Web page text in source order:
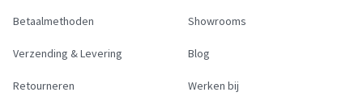
Betaalmethoden
Verzending & Levering
Retourneren
Showrooms
Blog
Werken bij